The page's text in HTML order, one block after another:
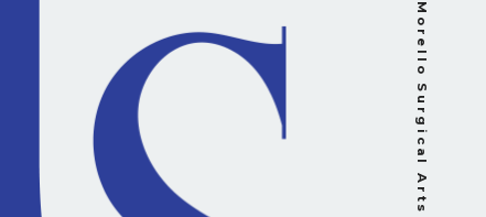
Morello Surgical Arts